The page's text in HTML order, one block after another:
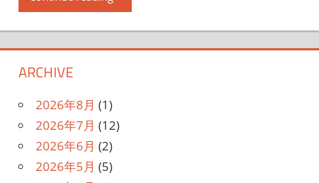
ARCHIVE
2026年8月 (1)
2026年7月 (12)
2026年6月 (2)
2026年5月 (5)